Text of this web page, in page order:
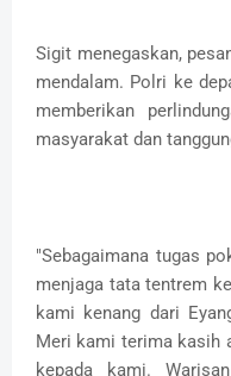
Sigit menegaskan,
mendalam. Polri ke
memberikan
masyarakat dan
"Sebagaimana tugas
menjaga tata tentrem
kami kenang dari
Meri kami terima kasih
kepada kami.